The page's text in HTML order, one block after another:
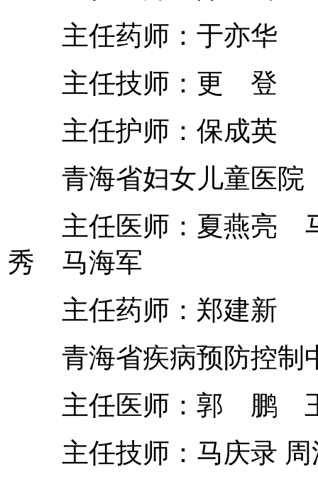
主任药师：于亦华
主任技师：更 登
主任护师：保成英
青海省妇女儿童医院
主任医师：夏燕亮
秀 马海军
主任药师：郑建新
青海省疾病预防控制
主任医师：郭 鹏
主任技师：马庆录 周